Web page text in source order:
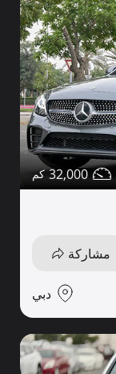
32,000
مشاركة
دبي